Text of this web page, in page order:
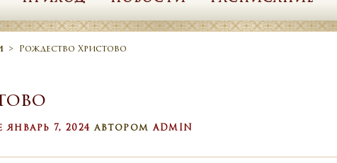
> Рождество Христово
ЯНВАРЬ 7, 2024 АВТОРОМADMIN